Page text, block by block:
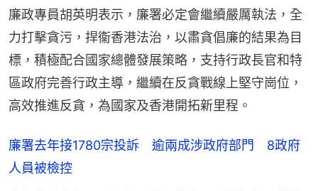
廉政專員胡英明表示，廉署必定會繼續嚴厲執法，全
力打擊貪污，捍衞香港法治，以肅貪倡廉的結果為目
標，積極配合國家總體發展策略，支持行政長官和特
區政府完善行政主導，繼續在反貪戰線上堅守崗位，
高效推進反貪，為國家及香港開拓新里程。
廉署去年接1780宗投訴 逾兩成涉政府部門 8政府
人員被檢控